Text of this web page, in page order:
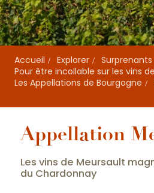
Accueil Explorer
Pour être incollable sur les vins
Les Appellations de Bourgogne
Appellation
Les vins de Meursault
du Chardonnay